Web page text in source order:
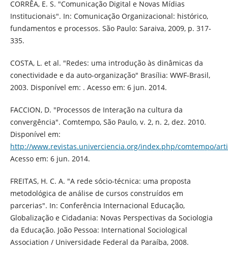
CORRÊA, E. S. "Comunicação Digital e Novas Mídias
Institucionais". In: Comunicação Organizacional: histórico,
fundamentos e processos. São Paulo: Saraiva, 2009, p. 317-
335.
COSTA, L. et al. "Redes: uma introdução às dinâmicas da
conectividade e da auto-organização" Brasília: WWF-Brasil,
2003. Disponível em: . Acesso em: 6 jun. 2014.
FACCION, D. "Processos de Interação na cultura da
convergência". Comtempo, São Paulo, v. 2, n. 2, dez. 2010.
Disponível em:
http://www.revistas.univerciencia.org/index.php/comtempo/
Acesso em: 6 jun. 2014.
FREITAS, H. C. A. "A rede sócio-técnica: uma proposta
metodológica de análise de cursos construídos em
parcerias". In: Conferência Internacional Educação,
Globalização e Cidadania: Novas Perspectivas da Sociologia
da Educação. João Pessoa: International Sociological
Association / Universidade Federal da Paraíba, 2008.